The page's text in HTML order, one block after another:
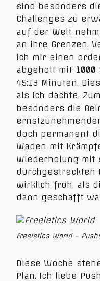
sind besonders
Challenges zu
auf der Welt
an ihre Grenzen.
ich mir einen
abgeholt mit
45:13 Minuten.
als ich dachte.
besonders die
doch permanent
Waden mit
Wiederholung mit
durchgestreckten
wirklich froh, als
dann geschafft
Freeletics World –
Diese Woche
Plan. Ich liebe